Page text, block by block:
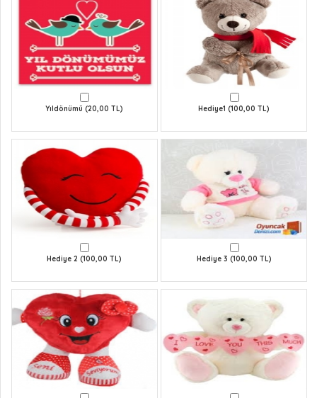
Yıldönümü (20,00 TL) Hediye1 (100,00 TL)
Hediye 2 (100,00 TL) Hediye 3 (100,00 TL)